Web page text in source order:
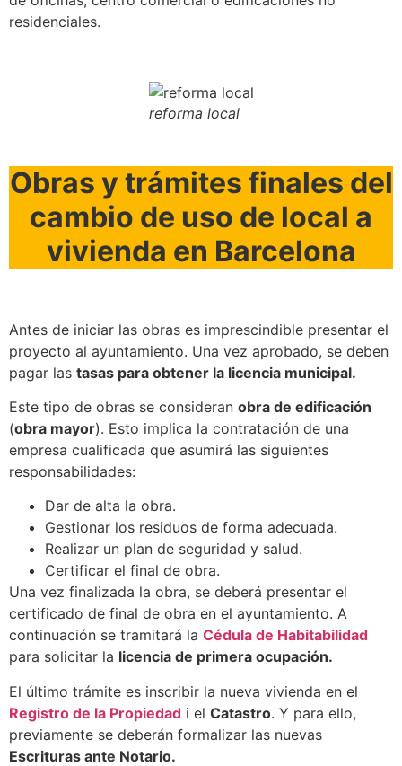
residenciales.
reforma local
Obras y trámites finales del
cambio de uso de local a
vivienda en Barcelona
Antes de iniciar las obras es imprescindible presentar el
proyecto al ayuntamiento. Una vez aprobado, se deben
pagar las tasas para obtener la licencia municipal.
Este tipo de obras se consideran obra de edificación
(obra mayor). Esto implica la contratación de una
empresa cualificada que asumirá las siguientes
responsabilidades:
Dar de alta la obra.
Gestionar los residuos de forma adecuada.
Realizar un plan de seguridad y salud.
Certificar el final de obra.
Una vez finalizada la obra, se deberá presentar el
certificado de final de obra en el ayuntamiento. A
continuación se tramitará la Cédula de Habitabilidad
para solicitar la licencia de primera ocupación.
El último trámite es inscribir la nueva vivienda en el
Registro de la Propiedad i el Catastro. Y para ello,
previamente se deberán formalizar las nuevas
Escrituras ante Notario.